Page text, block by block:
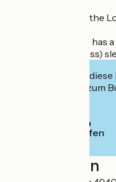
Enjoy your stay in the
The property also has
independent access)
Interessiert Sie
deren Website zum
Anrufen
Localisation